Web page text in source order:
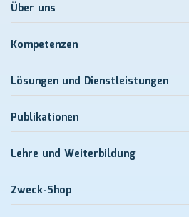
Über uns
Kompetenzen
Lösungen und Dienstleistungen
Publikationen
Lehre und Weiterbildung
Zweck-Shop